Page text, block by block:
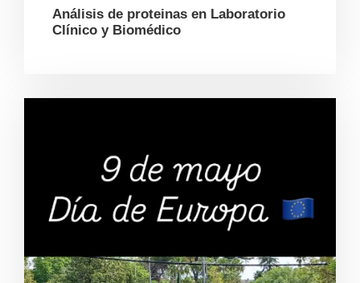
Análisis de proteinas en Laboratorio
Clínico y Biomédico